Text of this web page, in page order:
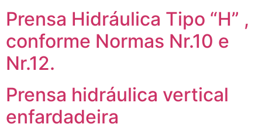
Prensa Hidráulica Tipo “H” ,
conforme Normas Nr.10 e
Nr.12.
Prensa hidráulica vertical
enfardadeira